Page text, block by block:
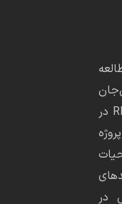
(آبیوجنسیس) و نقش جهان RNA در
در